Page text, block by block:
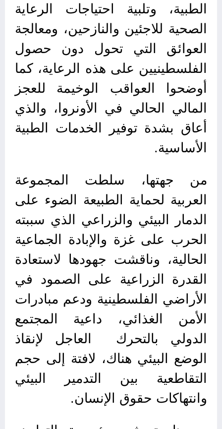
الطبية، وتلبية احتياجات الرعاية
الصحية للاجئين والنازحين، ومعالجة
العوائق التي تحول دون حصول
الفلسطينيين على هذه الرعاية، كما
أوضحوا العواقب الوخيمة للعجز
المالي الحالي في الأونروا، والذي
أعاق بشدة توفير الخدمات الطبية
الأساسية.
من جهتها، سلطت المجموعة
العربية لحماية الطبيعة الضوء على
الدمار البيئي والزراعي الذي سببته
الحرب على غزة والإبادة الجماعية
الحالية، وناقشت جهودها لاستعادة
القدرة الزراعية على الصمود في
الأراضي الفلسطينية ودعم مبادرات
الأمن الغذائي، داعية المجتمع
الدولي بالتحرك العاجل لإنقاذ
الوضع البيئي هناك، لافتة إلى حجم
التقاطعية بين التدمير البيئي
وانتهاكات حقوق الإنسان.